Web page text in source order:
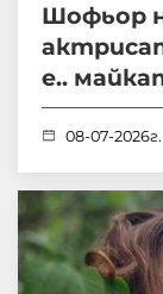
Шофьор
е..
08-07-2026г.